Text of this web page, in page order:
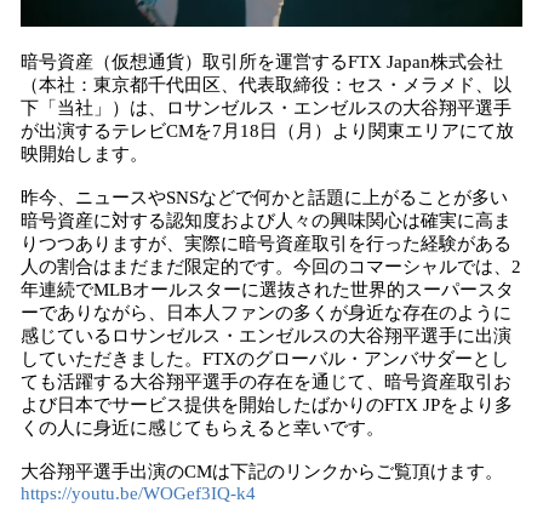
暗号資産（仮想通貨）取引所を運営するFTX Japan株式会社
（本社：東京都千代田区、代表取締役：セス・メラメド、以
下「当社」）は、ロサンゼルス・エンゼルスの大谷翔平選手
が出演するテレビCMを7月18日（月）より関東エリアにて放
映開始します。
昨今、ニュースやSNSなどで何かと話題に上がることが多い
暗号資産に対する認知度および人々の興味関心は確実に高ま
りつつありますが、実際に暗号資産取引を行った経験がある
人の割合はまだまだ限定的です。今回のコマーシャルでは、2
年連続でMLBオールスターに選抜された世界的スーパースタ
ーでありながら、日本人ファンの多くが身近な存在のように
感じているロサンゼルス・エンゼルスの大谷翔平選手に出演
していただきました。FTXのグローバル・アンバサダーとし
ても活躍する大谷翔平選手の存在を通じて、暗号資産取引お
よび日本でサービス提供を開始したばかりのFTX JPをより多
くの人に身近に感じてもらえると幸いです。
大谷翔平選手出演のCMは下記のリンクからご覧頂けます。
https://youtu.be/WOGef3IQ-k4